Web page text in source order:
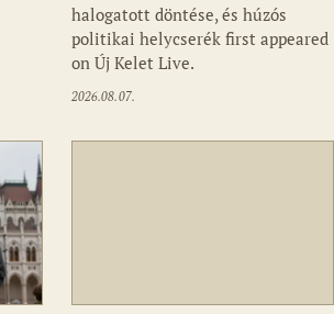
halogatott döntése, és húzós
politikai helycserék first appeared
on Új Kelet Live.
2026.08.07.